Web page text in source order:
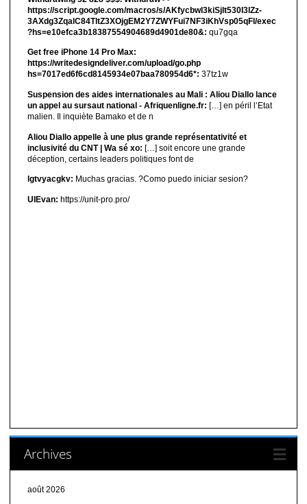
https://script.google.com/macros/s/AKfycbwl3kiSjlt530I3lZz-
3AXdg3ZqalC84TltZ3XOjgEM2Y7ZWYFui7NF3iKhVsp05qFl/exec
?hs=e10efca3b18387554904689d4901de80&: qu7gqa
Get free iPhone 14 Pro Max:
https://writedesigndeliver.com/upload/go.php
hs=7017ed6f6cd8145934e07baa780954d6*: 37tz1w
Suspension des aides internationales au Mali : Aliou Diallo lance
un appel au sursaut national - Afriquenligne.fr: […] en péril l’Etat
malien. Il inquiète Bamako et de n
Aliou Diallo appelle à une plus grande représentativité et
inclusivité du CNT | Wa sé xo: […] soit encore une grande
déception, certains leaders politiques font de
lgtvyacgkv: Muchas gracias. ?Como puedo iniciar sesion?
UIEvan: https://unit-pro.pro/
Archives
août 2026